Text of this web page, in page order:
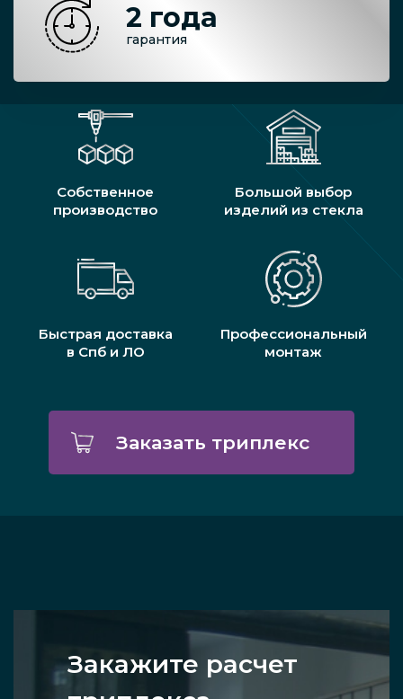
2 года
гарантия
Собственное
производство
Большой выбор
изделий из стекла
Быстрая доставка
в Спб и ЛО
Профессиональный
монтаж
Заказать триплекс
Закажите расчет